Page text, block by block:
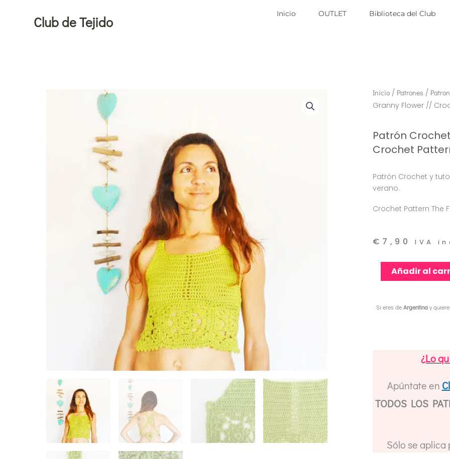
Club de Tejido
Inicio OUTLET Biblioteca del Club
Inicio / Patrones /
Granny Flower //
Patrón
Crochet
Patrón Crochet y
verano.
Crochet Pattern The
€ 7,90 IVA
Patrón
Pattern
The
Añadir al
Si eres deArgentinay
¿Lo
Apúntate en
TODOS LOS
Sólo se aplica